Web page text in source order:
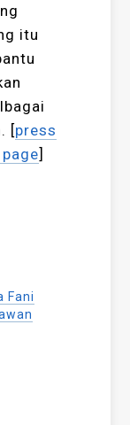
itu
[press
]
Fani